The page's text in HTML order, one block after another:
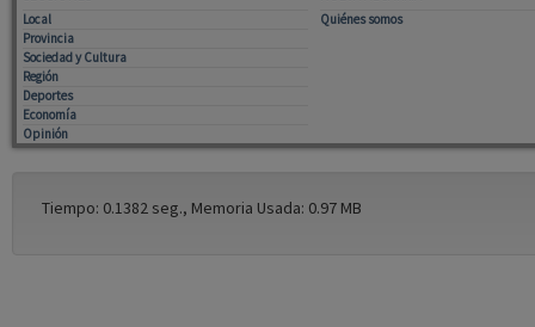
Local
Provincia
Sociedad y Cultura
Región
Deportes
Economía
Opinión
Quiénes somos
Tiempo: 0.1382 seg., Memoria Usada: 0.97 MB